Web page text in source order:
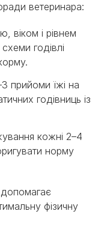
ветеринара:
віком і рівнем
годівлі
прийоми їжі на
годівниць із
кожні 2–4
норму
фізичну